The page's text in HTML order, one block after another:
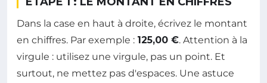
Dans la case en haut à droite, écrivez le montant
en chiffres. Par exemple : 125,00 €. Attention à la
virgule : utilisez une virgule, pas un point. Et
surtout, ne mettez pas d'espaces. Une astuce